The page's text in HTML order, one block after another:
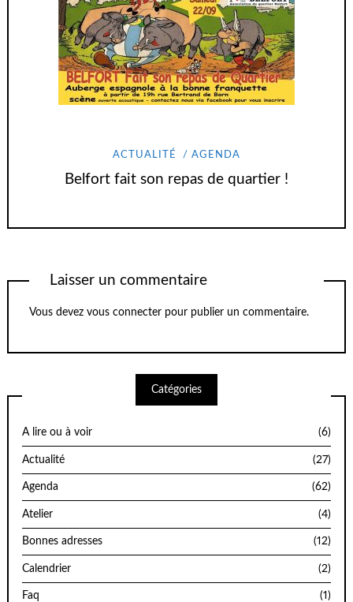
ACTUALITÉ AGENDA
Belfort fait son repas de quartier !
Laisser un commentaire
Vous devez vous connecter pour publier un commentaire.
Catégories
A lire ou à voir (6)
Actualité (27)
Agenda (62)
Atelier (4)
Bonnes adresses (12)
Calendrier (2)
Faq (1)